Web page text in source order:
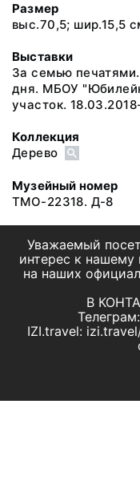
Размер
выс.70,5; шир.15,5
Выставки
За семью
дня. МБОУ
участок.
Коллекция
Дерево
Музейный номер
ТМО-22318. Д-8
Уважаемый
интерес к
на наших
В
IZI.travel: